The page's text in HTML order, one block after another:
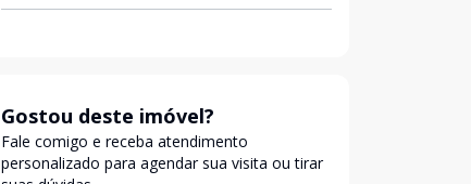
Gostou deste imóvel?
Fale comigo e receba atendimento
personalizado para agendar sua visita ou tirar